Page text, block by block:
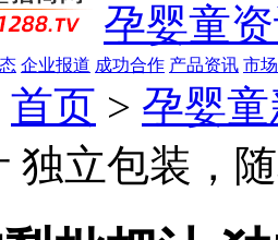
孕婴童
企业报道 成功合作 产品资讯 市
首页 > 孕婴
独立包装，